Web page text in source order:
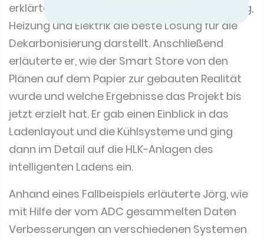
Heizung und Elektrik die beste Lösung für die
Dekarbonisierung darstellt. Anschließend
erläuterte er, wie der Smart Store von den
Plänen auf dem Papier zur gebauten Realität
wurde und welche Ergebnisse das Projekt bis
jetzt erzielt hat. Er gab einen Einblick in das
Ladenlayout und die Kühlsysteme und ging
dann im Detail auf die HLK-Anlagen des
intelligenten Ladens ein.
Anhand eines Fallbeispiels erläuterte Jörg, wie
mit Hilfe der vom ADC gesammelten Daten
Verbesserungen an verschiedenen Systemen
vorgenommen wurden. Die Vorteile einer